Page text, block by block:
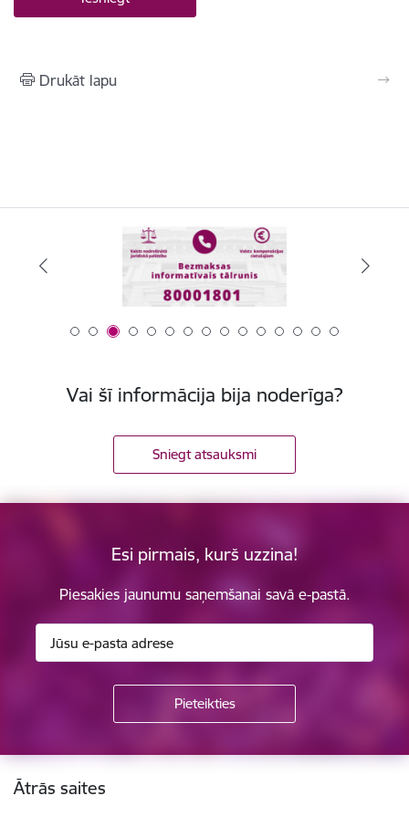
Drukāt lapu
Vai šī informācija bija noderīga?
Sniegt atsauksmi
Esi pirmais, kurš uzzina!
Piesakies jaunumu saņemšanai savā e-pastā.
Kājene
Ātrās saites